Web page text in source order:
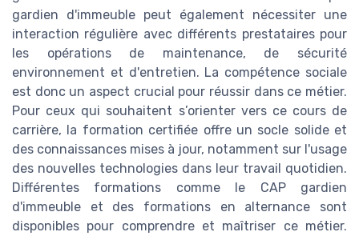
gardien d'immeuble peut également nécessiter une
interaction régulière avec différents prestataires pour
les opérations de maintenance, de sécurité
environnement et d'entretien. La compétence sociale
est donc un aspect crucial pour réussir dans ce métier.
Pour ceux qui souhaitent s’orienter vers ce cours de
carrière, la formation certifiée offre un socle solide et
des connaissances mises à jour, notamment sur l'usage
des nouvelles technologies dans leur travail quotidien.
Différentes formations comme le CAP gardien
d'immeuble et des formations en alternance sont
disponibles pour comprendre et maîtriser ce métier.